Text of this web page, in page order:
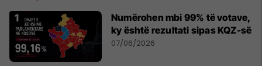
Numërohen mbi 99% të votave,
ky është rezultati sipas KQZ-së
07/06/2026